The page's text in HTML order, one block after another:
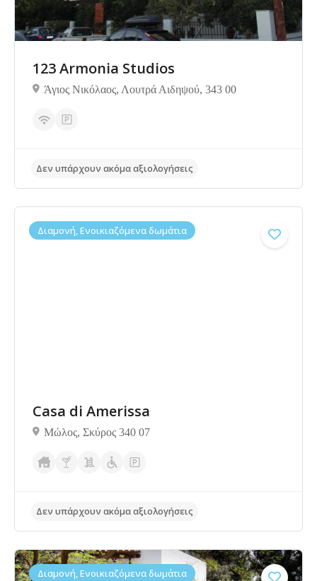
123 Armonia Studios
Άγιος Νικόλαος, Λουτρά Αιδηψού, 343 00
Διαμονή, Ενοικιαζόμενα δωμάτια
Casa di Amerissa
Μώλος, Σκύρος 340 07
Διαμονή, Ενοικιαζόμενα δωμάτια